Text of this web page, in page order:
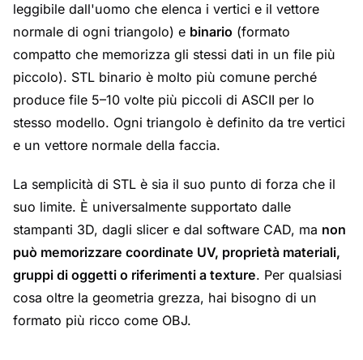
leggibile dall'uomo che elenca i vertici e il vettore
normale di ogni triangolo) e binario (formato
compatto che memorizza gli stessi dati in un file più
piccolo). STL binario è molto più comune perché
produce file 5–10 volte più piccoli di ASCII per lo
stesso modello. Ogni triangolo è definito da tre vertici
e un vettore normale della faccia.
La semplicità di STL è sia il suo punto di forza che il
suo limite. È universalmente supportato dalle
stampanti 3D, dagli slicer e dal software CAD, ma non
può memorizzare coordinate UV, proprietà materiali,
gruppi di oggetti o riferimenti a texture. Per qualsiasi
cosa oltre la geometria grezza, hai bisogno di un
formato più ricco come OBJ.